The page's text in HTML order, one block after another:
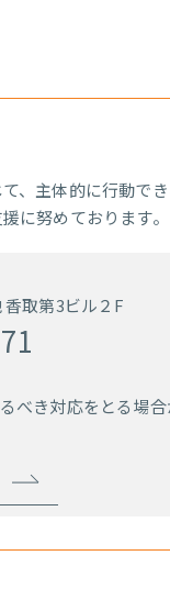
、主体的に行動で
に努めております。
取第3ビル２F
き対応をとる場合